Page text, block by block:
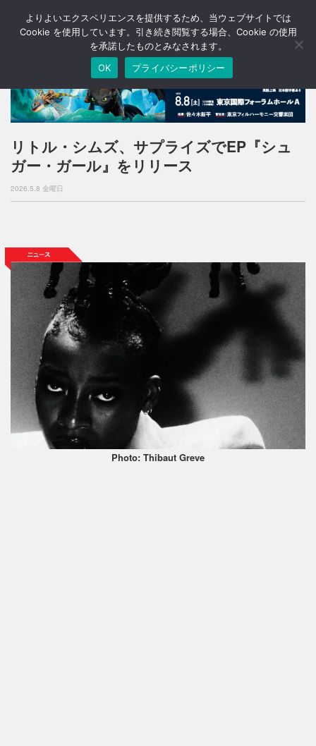
T
o
n
a
v
g
o
リトル・シムズ、サプライズでEP『シュ
ガー・ガール』をリリース
2026.5.8 金曜日
Photo: Thibaut Greve
よりよいエクスペリエンスを提供するため、当ウェブサイトでは
Cookie を使用しています。引き続き閲覧する場合、Cookie の使用
を承諾したものとみなされます。
OK
プライバシーポリシー